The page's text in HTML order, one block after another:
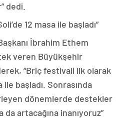
dedi.
12 masa ile başladı”
İbrahim Ethem
veren Büyükşehir
“Briç festivali ilk olarak
ile başladı. Sonrasında
dönemlerde destekler
da artacağına inanıyoruz”